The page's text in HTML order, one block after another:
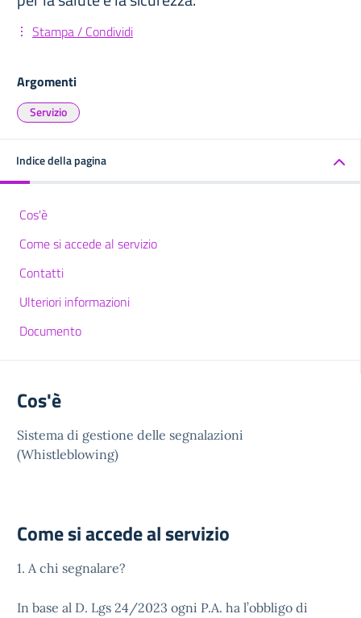
Stampa / Condividi
Argomenti
Servizio
Indice della pagina
Cos'è
Come si accede al servizio
Contatti
Ulteriori informazioni
Documento
Cos'è
Sistema di gestione delle segnalazioni
(Whistleblowing)
Come si accede al servizio
1. A chi segnalare?
In base al D. Lgs 24/2023 ogni P.A. ha l’obbligo di